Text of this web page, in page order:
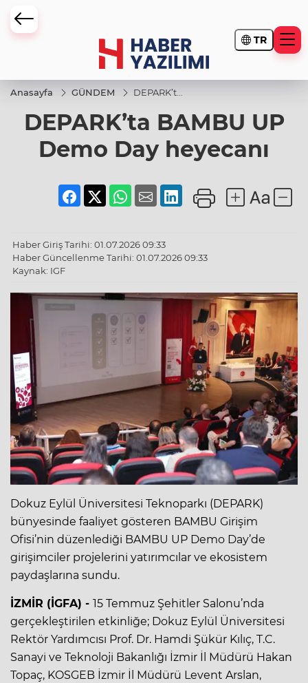
TR
Anasayfa GÜNDEM
DEPARK’ta
UP Demo
Day
DEPARK’ta BAMBU UP
Demo Day heyecanı
Haber Giriş Tarihi: 01.07.2026 09:33
Haber Güncellenme Tarihi: 01.07.2026 09:33
Kaynak: IGF
Dokuz Eylül Üniversitesi Teknoparkı (DEPARK)
bünyesinde faaliyet gösteren BAMBU Girişim
Ofisi’nin düzenlediği BAMBU UP Demo Day’de
girişimciler projelerini yatırımcılar ve ekosistem
paydaşlarına sundu.
İZMİR (İGFA) - 15 Temmuz Şehitler Salonu’nda
gerçekleştirilen etkinliğe; Dokuz Eylül Üniversitesi
Rektör Yardımcısı Prof. Dr. Hamdi Şükür Kılıç, T.C.
Sanayi ve Teknoloji Bakanlığı İzmir İl Müdürü Hakan
Topaç, KOSGEB İzmir İl Müdürü Levent Arslan,